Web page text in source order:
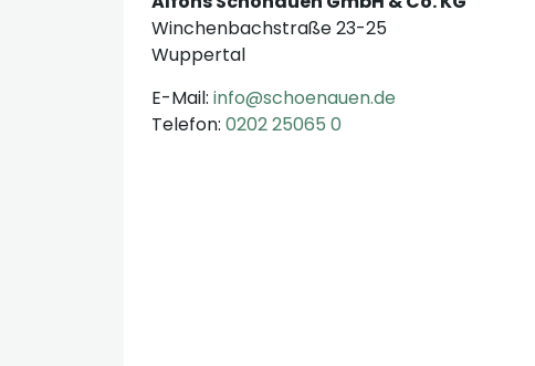
Winchenbachstraße 23-25
Wuppertal
E-Mail: info@schoenauen.de
Telefon: 0202 25065 0